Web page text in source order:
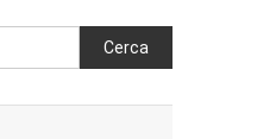
Cerca